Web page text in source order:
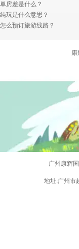
单房差是什么？
纯玩是什么意思？
怎么预订旅游线路？
康
广州康辉
地址:广州市